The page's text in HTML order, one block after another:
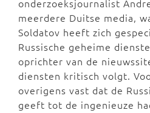
onderzoeksjournalist
meerdere Duitse media,
Soldatov heeft zich
Russische geheime
oprichter van de
diensten kritisch volgt.
overigens vast dat de
geeft tot de ingenieuze